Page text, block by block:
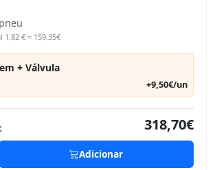
€ = 159,35€
+ Válvula
+9,50€/un
318,70€
Adicionar